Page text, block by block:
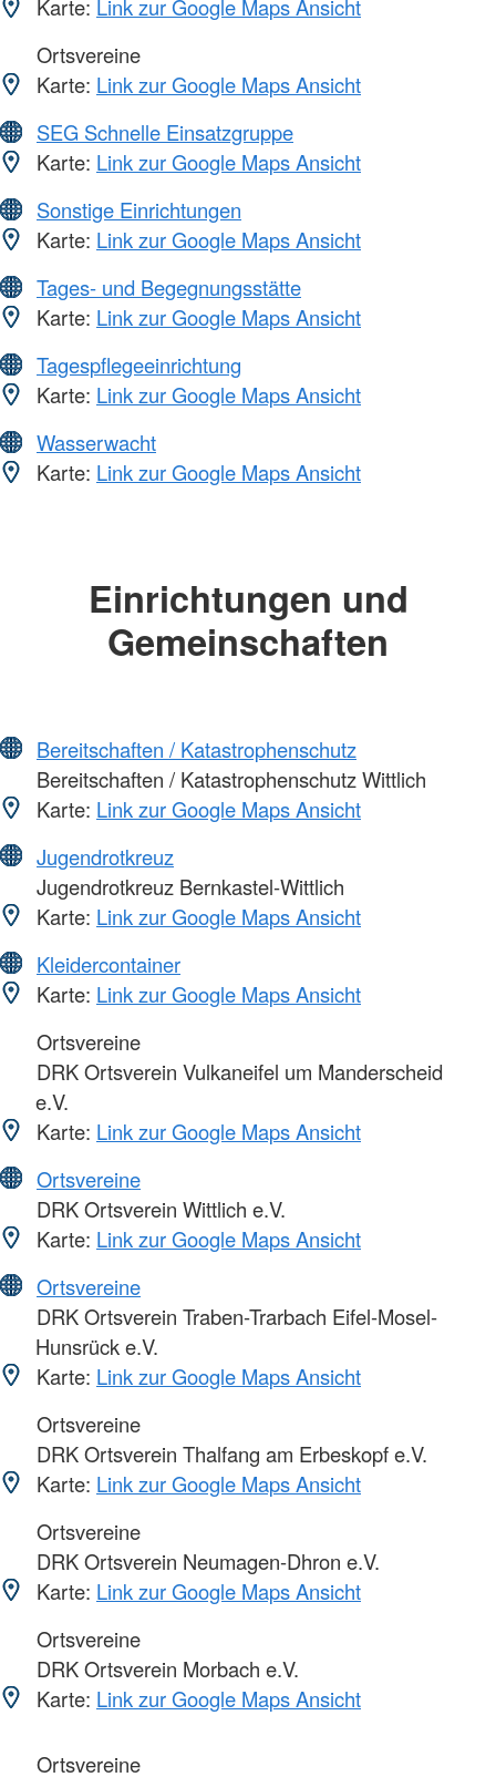
Karte: Link zur Google Maps Ansicht
Ortsvereine
Karte: Link zur Google Maps Ansicht
SEG Schnelle Einsatzgruppe
Karte: Link zur Google Maps Ansicht
Sonstige Einrichtungen
Karte: Link zur Google Maps Ansicht
Tages- und Begegnungsstätte
Karte: Link zur Google Maps Ansicht
Tagespflegeeinrichtung
Karte: Link zur Google Maps Ansicht
Wasserwacht
Karte: Link zur Google Maps Ansicht
Einrichtungen und
Gemeinschaften
Bereitschaften / Katastrophenschutz
Bereitschaften / Katastrophenschutz Wittlich
Karte: Link zur Google Maps Ansicht
Jugendrotkreuz
Jugendrotkreuz Bernkastel-Wittlich
Karte: Link zur Google Maps Ansicht
Kleidercontainer
Karte: Link zur Google Maps Ansicht
Ortsvereine
DRK Ortsverein Vulkaneifel um Manderscheid
e.V.
Karte: Link zur Google Maps Ansicht
Ortsvereine
DRK Ortsverein Wittlich e.V.
Karte: Link zur Google Maps Ansicht
Ortsvereine
DRK Ortsverein Traben-Trarbach Eifel-Mosel-
Hunsrück e.V.
Karte: Link zur Google Maps Ansicht
Ortsvereine
DRK Ortsverein Thalfang am Erbeskopf e.V.
Karte: Link zur Google Maps Ansicht
Ortsvereine
DRK Ortsverein Neumagen-Dhron e.V.
Karte: Link zur Google Maps Ansicht
Ortsvereine
DRK Ortsverein Morbach e.V.
Karte: Link zur Google Maps Ansicht
Ortsvereine